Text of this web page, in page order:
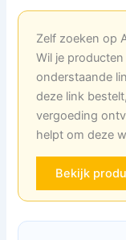
Zelf zoeken op
Wil je
onderstaande
deze link
vergoeding
helpt om deze
Bekijk